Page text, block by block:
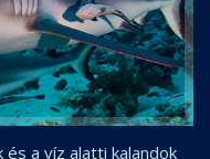
és a víz alatti kalandok